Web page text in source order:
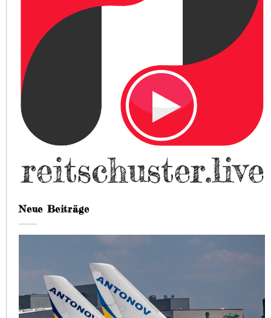
Neue Beiträge